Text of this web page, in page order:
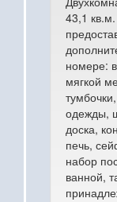
43,1
номере:
мягкой
одежды,
доска,
печь,
набор
ванной,